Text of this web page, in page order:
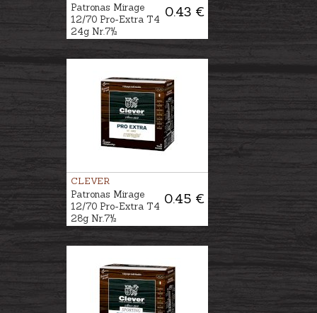
0.43 €
Patronas Mirage
12/70 Pro-Extra T4
24g Nr.7½
CLEVER
0.45 €
Patronas Mirage
12/70 Pro-Extra T4
28g Nr.7½